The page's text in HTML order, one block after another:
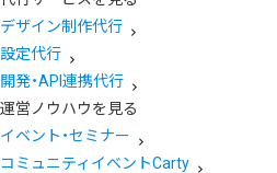
デザイン制作代行
設定代行
開発・API連携代行
運営ノウハウを見る
イベント・セミナー
コミュニティイベントCarty